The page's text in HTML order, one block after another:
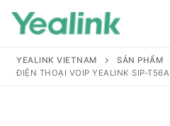
YEALINK VIETNAM
SẢN PHẨM
ĐIỆN THOẠI VOIP YEALINK SIP-T56A